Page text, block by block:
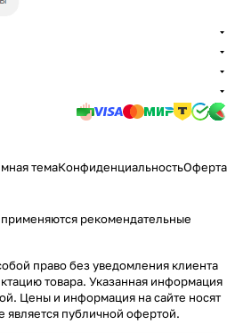
темаКонфиденциальностьОферта
рекомендательные
право без уведомления клиента
товара. Указанная информация
Цены и информация на сайте носят
публичной офертой.